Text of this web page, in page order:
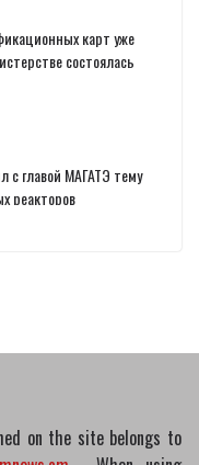
карт уже
состоялась
с главой МАГАТЭ тему
реакторов
on the site belongs to